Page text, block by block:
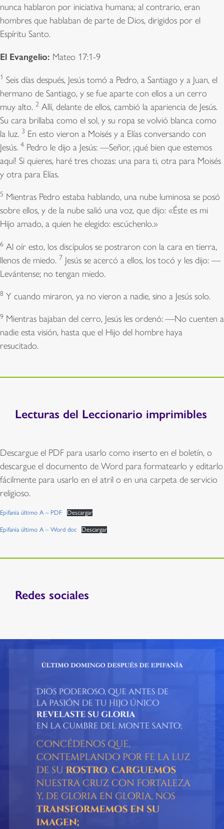
nunca hablaron por iniciativa humana; al contrario, eran
hombres que hablaban de parte de Dios, dirigidos por el
Espíritu Santo.
El Evangelio: Mateo 17:1-9
1 Seis días después, Jesús tomó a Pedro, a Santiago y a Juan, el
hermano de Santiago, y se fue aparte con ellos a un cerro
muy alto. 2 Allí, delante de ellos, cambió la apariencia de Jesús.
Su cara brillaba como el sol, y su ropa se volvió blanca como
la luz. 3 En esto vieron a Moisés y a Elías conversando con
Jesús. 4 Pedro le dijo a Jesús: —Señor, ¡qué bien que estemos
aquí! Si quieres, haré tres chozas: una para ti, otra para Moisés
y otra para Elías.
5 Mientras Pedro estaba hablando, una nube luminosa se posó
sobre ellos, y de la nube salió una voz, que dijo: «Éste es mi
Hijo amado, a quien he elegido: escúchenlo.»
6 Al oír esto, los discípulos se postraron con la cara en tierra,
llenos de miedo. 7 Jesús se acercó a ellos, los tocó y les dijo: —
Levántense; no tengan miedo.
8 Y cuando miraron, ya no vieron a nadie, sino a Jesús solo.
9 Mientras bajaban del cerro, Jesús les ordenó: —No cuenten a
nadie esta visión, hasta que el Hijo del hombre haya
resucitado.
Lecturas del Leccionario imprimibles
Descargue el PDF para usarlo como inserto en el boletín, o
descargue el documento de Word para formatearlo y editarlo
fácilmente para usarlo en el atril o en una carpeta de servicio
religioso.
Epifanía último A – PDF Descargar
Epifanía último A – Word doc Descargar
Redes sociales